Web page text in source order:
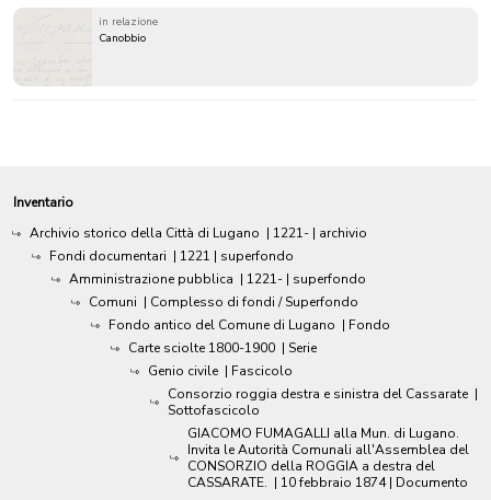
in relazione
Canobbio
Inventario
Archivio storico della Città di Lugano | 1221- | archivio
Fondi documentari | 1221 | superfondo
Amministrazione pubblica | 1221- | superfondo
Comuni | Complesso di fondi / Superfondo
Fondo antico del Comune di Lugano | Fondo
Carte sciolte 1800-1900 | Serie
Genio civile | Fascicolo
Consorzio roggia destra e sinistra del Cassarate |
Sottofascicolo
GIACOMO FUMAGALLI alla Mun. di Lugano.
Invita le Autorità Comunali all'Assemblea del
CONSORZIO della ROGGIA a destra del
CASSARATE. | 10 febbraio 1874 | Documento